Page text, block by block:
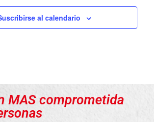
al calendario
MAS comprometida